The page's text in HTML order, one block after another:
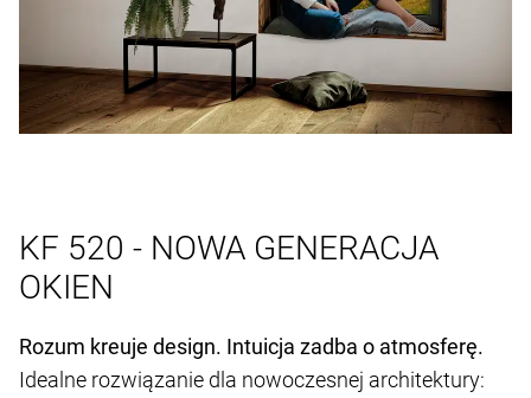
KF 520 - NOWA GENERACJA
OKIEN
Rozum kreuje design. Intuicja zadba o atmosferę.
Idealne rozwiązanie dla nowoczesnej architektury: